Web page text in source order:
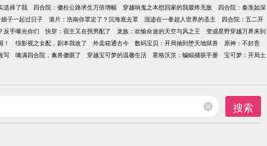
选择了我 四合院：傻柱公路求生万倍增幅 穿越响鬼之本想回家的我最终无敌
四合院：秦淮如深
子一起过日子 港片：浩南你罩定了？沉海底去罩 混迹在一拳超人世界的圣主
四合院：五二开
反手曝光你们 快穿：宿主又在拐男配了 龙族：欢愉命途的天空与风之王
变成星野穿越万界来到
！ 综影视之女配，剧本我改了 外卖箱通古今 数码宝贝：开局抽到堕天地狱兽
原神：不好意
写 噙满四合院，禽兽傻眼了 穿越宝可梦的温馨生活 霍格沃茨：蝙蝠捕获手册
宝可梦：开局土
搜索